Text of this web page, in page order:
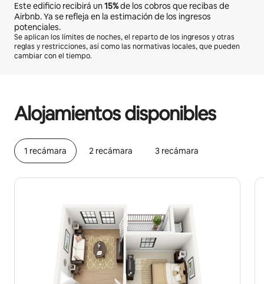
Este edificio recibirá un15%de los cobros que recibas de
Airbnb. Ya se refleja en la estimación de los ingresos
potenciales.
Se aplican los límites de noches, el reparto de los ingresos y otras
reglas y restricciones, así como las normativas locales, que pueden
cambiar con el tiempo.
Alojamientos disponibles
1 recámara 2 recámara 3 recámara